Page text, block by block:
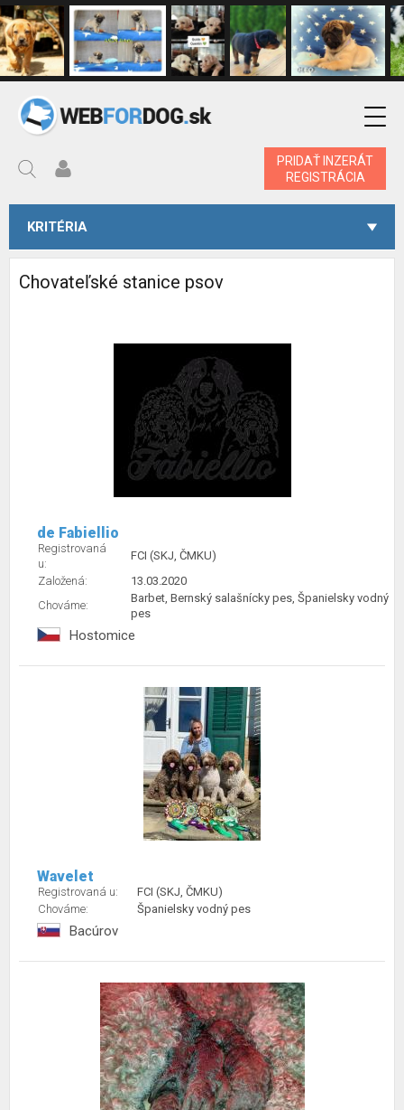
PRIDAŤ INZERÁT
REGISTRÁCIA
KRITÉRIA
Chovateľské stanice psov
de Fabiellio
Registrovaná
u:
FCI (SKJ, ČMKU)
Založená:
13.03.2020
Chováme:
Barbet, Bernský salašnícky pes, Španielsky vodný
pes
Hostomice
Wavelet
Registrovaná u:
FCI (SKJ, ČMKU)
Chováme:
Španielsky vodný pes
Bacúrov